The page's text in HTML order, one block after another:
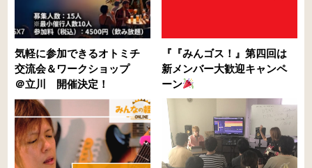
気軽に参加できるオトミチ
交流会＆ワークショップ
＠立川 開催決定！
『『みんゴス！』第四回は
新メンバー大歓迎キャンペ
ーン